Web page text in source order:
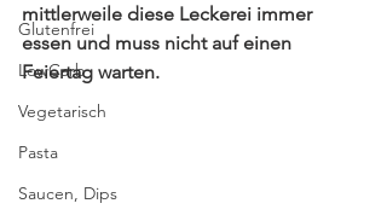
Glutenfrei
LowCarb
Vegetarisch
Pasta
Saucen, Dips
mittlerweile diese Leckerei immer
essen und muss nicht auf einen
Feiertag warten.